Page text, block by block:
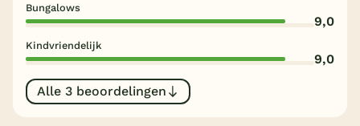
Onze e-boeken
Bungalows
9,0
Kindvriendelijk
9,0
Alle 3 beoordelingen